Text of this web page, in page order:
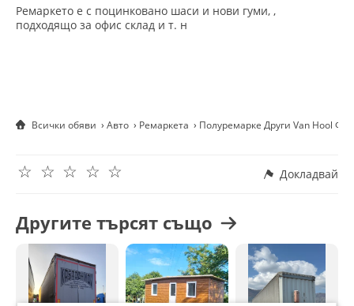
Ремаркето е с поцинковано шаси и нови гуми, ,
подходящо за офис склад и т. н
Всички обяви Авто Ремаркета Полуремарке Други Van Hool
☆
☆
☆
☆
☆ Докладвай
Другите търсят също